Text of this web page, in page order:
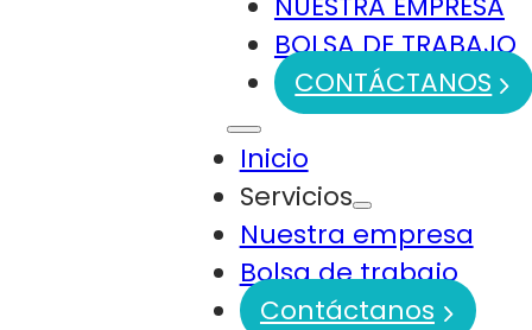
BOLSA DE TRABAJO
CONTÁCTANOS
Inicio
Servicios
Nuestra empresa
Bolsa de trabajo
Contáctanos